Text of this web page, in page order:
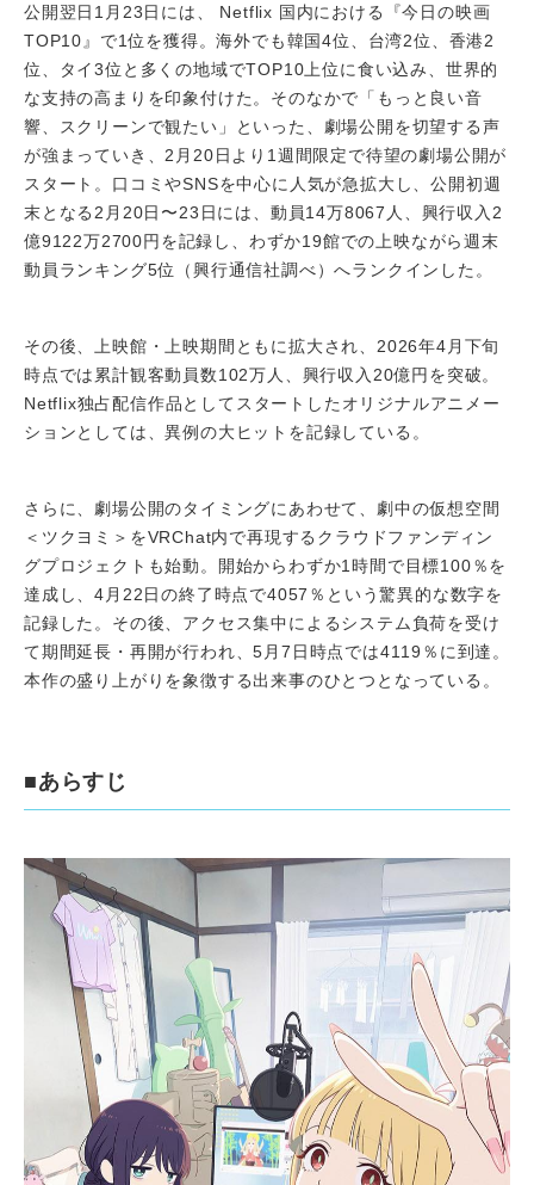
公開翌日1月23日には、 Netflix 国内における『今日の映画
TOP10』で1位を獲得。海外でも韓国4位、台湾2位、香港2
位、タイ3位と多くの地域でTOP10上位に食い込み、世界的
な支持の高まりを印象付けた。そのなかで「もっと良い音
響、スクリーンで観たい」といった、劇場公開を切望する声
が強まっていき、2月20日より1週間限定で待望の劇場公開が
スタート。口コミやSNSを中心に人気が急拡大し、公開初週
末となる2月20日〜23日には、動員14万8067人、興行収入2
億9122万2700円を記録し、わずか19館での上映ながら週末
動員ランキング5位（興行通信社調べ）へランクインした。
その後、上映館・上映期間ともに拡大され、2026年4月下旬
時点では累計観客動員数102万人、興行収入20億円を突破。
Netflix独占配信作品としてスタートしたオリジナルアニメー
ションとしては、異例の大ヒットを記録している。
さらに、劇場公開のタイミングにあわせて、劇中の仮想空間
＜ツクヨミ＞をVRChat内で再現するクラウドファンディン
グプロジェクトも始動。開始からわずか1時間で目標100％を
達成し、4月22日の終了時点で4057％という驚異的な数字を
記録した。その後、アクセス集中によるシステム負荷を受け
て期間延長・再開が行われ、5月7日時点では4119％に到達。
本作の盛り上がりを象徴する出来事のひとつとなっている。
■あらすじ